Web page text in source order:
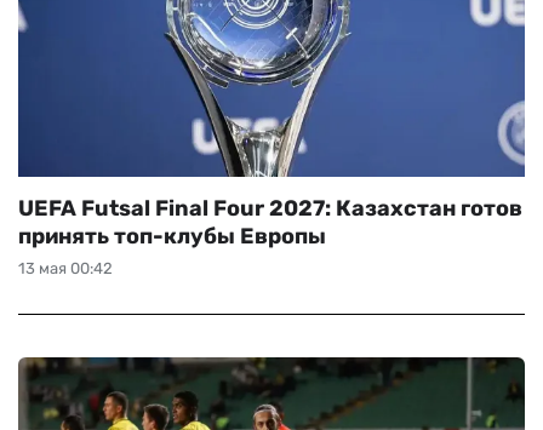
13 мая 00:42
UEFA Futsal Final Four 2027: Казахстан готов
принять топ-клубы Европы